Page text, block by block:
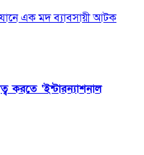
এক মদ ব্যাবসায়ী আটক
করতে ‘ইন্টারন্যাশনাল